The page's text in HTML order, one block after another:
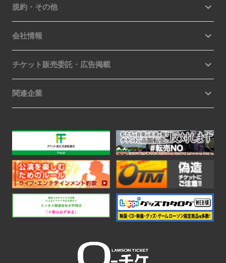
規約・その他
会社情報
チケット販売委託・広告掲載
関連企業